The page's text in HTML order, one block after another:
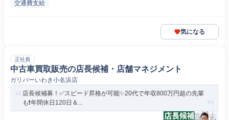
交通費支給
気になる
正社員
中古車買取販売の店長候補・店舗マネジメント
ガリバーいわき小名浜店
店長候補募！✅️スピード昇格が可能✨20代で年収800万円超の先輩
も❗️年間休日120日＆...